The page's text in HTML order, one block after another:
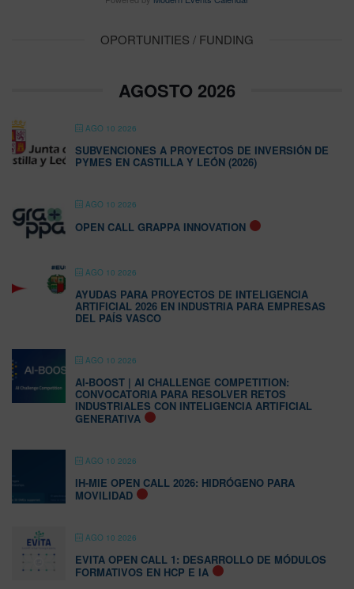
OPORTUNITIES / FUNDING
AGOSTO 2026
AGO 10 2026
SUBVENCIONES A PROYECTOS DE INVERSIÓN DE
PYMES EN CASTILLA Y LEÓN (2026)
AGO 10 2026
OPEN CALL GRAPPA INNOVATION
AGO 10 2026
AYUDAS PARA PROYECTOS DE INTELIGENCIA
ARTIFICIAL 2026 EN INDUSTRIA PARA EMPRESAS
DEL PAÍS VASCO
AGO 10 2026
AI-BOOST | AI CHALLENGE COMPETITION:
CONVOCATORIA PARA RESOLVER RETOS
INDUSTRIALES CON INTELIGENCIA ARTIFICIAL
GENERATIVA
AGO 10 2026
IH-MIE OPEN CALL 2026: HIDRÓGENO PARA
MOVILIDAD
AGO 10 2026
EVITA OPEN CALL 1: DESARROLLO DE MÓDULOS
FORMATIVOS EN HCP E IA